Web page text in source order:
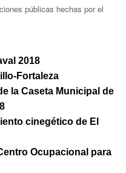
públicas hechas por el
2018
Fortaleza
la Caseta Municipal de
cinegético de El
Ocupacional para